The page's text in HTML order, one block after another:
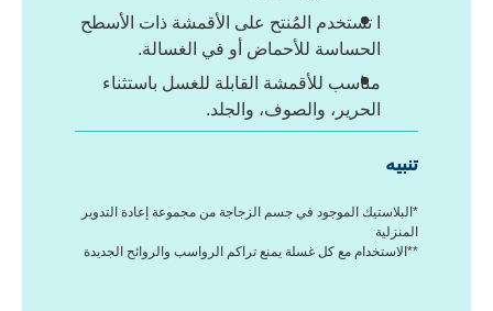
ا تستخدم المُنتح على الأقمشة ذات الأسطح
الحساسة للأحماض أو في الغسالة.
مناسب للأقمشة القابلة للغسل باستثناء
الحرير، والصوف، والجلد.
تنبيه
*البلاستيك الموجود في جسم الزجاجة من مجموعة إعادة التدوير
المنزلية
**الاستخدام مع كل غسلة يمنع تراكم الرواسب والروائح الجديدة